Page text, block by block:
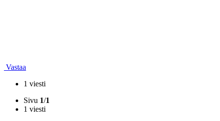
Vastaa
1 viesti
Sivu 1/1
1 viesti